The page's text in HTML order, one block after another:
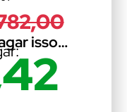
isso…